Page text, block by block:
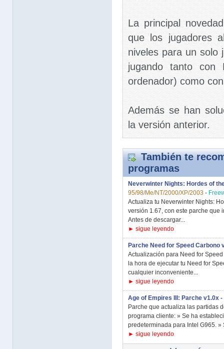
La principal
que los jugadores
niveles para un solo
jugando tanto con
ordenador) como
Además se han
la versión anterior.
También te
programas
Neverwinter Nights: Hordes of
95/98/Me/NT/2000/XP/2003 -
Actualiza tu Neverwinter Nights:
versión 1.67, con este parche que
Antes de descargar...
► sigue leyendo
Parche Need for Speed Carbono
Actualización para Need for
la hora de ejecutar tu Need for
cualquier inconveniente...
► sigue leyendo
Age of Empires III: Parche v1.0x -
Parche que actualiza las partidas
programa cliente: » Se ha
predeterminada para Intel G965. »
► sigue leyendo